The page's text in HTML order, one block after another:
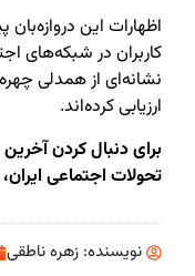
اظهارات این
کاربران در شبکه‌های
نشانه‌ای از همدلی
ارزیابی کرده‌اند.
برای دنبال کردن
تحولات اجتماعی
نویسنده: زهره ناطقی